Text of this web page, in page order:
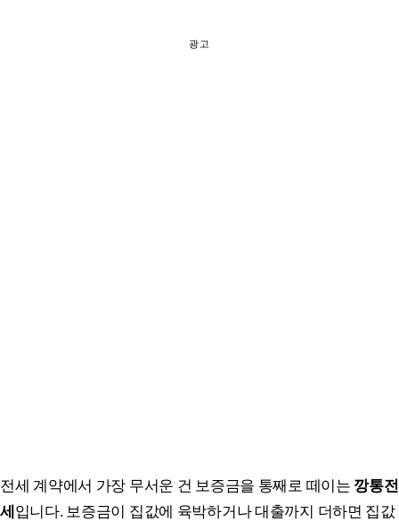
광고
전세 계약에서 가장 무서운 건 보증금을 통째로 떼이는 깡통전
세 입니다. 보증금이 집값에 육박하거나 대출까지 더하면 집값